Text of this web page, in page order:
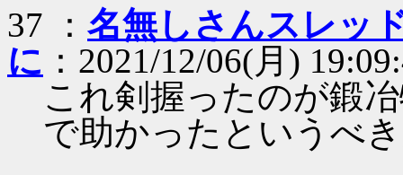
37 ： 名無しさんスレッ
に ：2021/12/06(月)
これ剣握ったのが鍛
で助かったというべ